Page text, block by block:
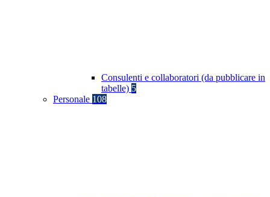
Consulenti e collaboratori (da pubblicare in
tabelle) 5
Personale 108